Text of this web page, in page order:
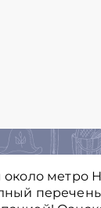
метро